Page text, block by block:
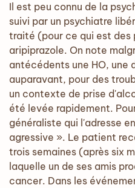
Il est peu connu de la
suivi par un psychiatre
traité (pour ce qui est des
aripiprazole. On note
antécédents une HO, une
auparavant, pour des
un contexte de prise
été levée rapidement.
généraliste qui l'adresse
agressive ». Le patient
trois semaines (après six
laquelle un de ses amis
cancer. Dans les